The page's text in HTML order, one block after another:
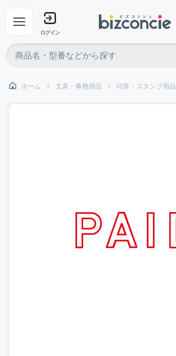
ログイン
ホーム 文具・事務用品 印章・スタンプ用品